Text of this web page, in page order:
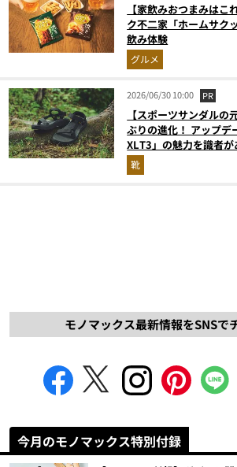
【家飲みおつまみはこ
ク不二家「ホームサク
飲み体験
グルメ
2026/06/30 10:00 PR
【スポーツサンダル
ぶりの進化！ アップデ
XLT3」の魅力を識者
解説！
靴
モノマックス最新情報をSNSで
今月のモノマックス特別付録